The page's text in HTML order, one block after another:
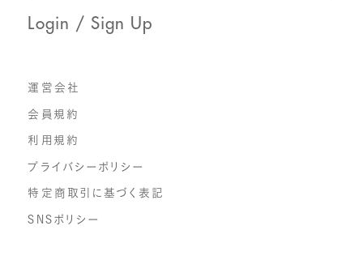
Login / Sign Up
運営会社
会員規約
利用規約
プライバシーポリシー
特定商取引に基づく表記
SNSポリシー